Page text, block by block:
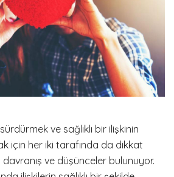
ve sağlıklı bir ilişkinin
için her iki tarafında da dikkat
ve düşünceler bulunuyor.